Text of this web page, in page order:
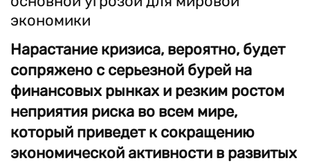
Нарастание кризиса, вероятно, будет
сопряжено с серьезной бурей на
финансовых рынках и резким ростом
неприятия риска во всем мире,
который приведет к сокращению
экономической активности в развитых